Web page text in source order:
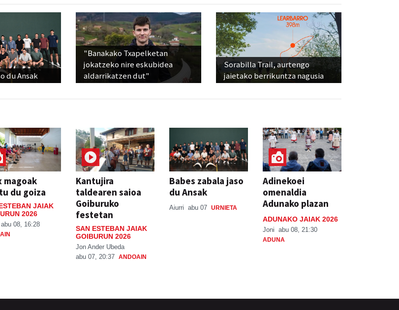
du Ansak
"Banakako Txapelketan
jokatzeko nire eskubidea
aldarrikatzen dut"
Sorabilla Trail, aurtengo
jaietako berrikuntza nagusia
magoak
du goiza
JAIAK
2026
abu 08, 16:28
Kantujira
taldearen saioa
Goiburuko
festetan
SAN ESTEBAN JAIAK
GOIBURUN 2026
Jon Ander Ubeda
abu 07, 20:37 ANDOAIN
Babes zabala jaso
du Ansak
Aiurri abu 07 URNIETA
Adinekoei
omenaldia
Adunako plazan
ADUNAKO JAIAK 2026
Joni abu 08, 21:30
ADUNA